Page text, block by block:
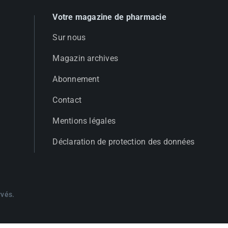
Votre magazine de pharmacie
Sur nous
Magazin archives
Abonnement
Contact
Mentions légales
Déclaration de protection des données